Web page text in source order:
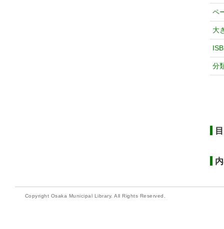
ペ
大
分
Copyright Osaka Municipal Library. All Rights Reserved.